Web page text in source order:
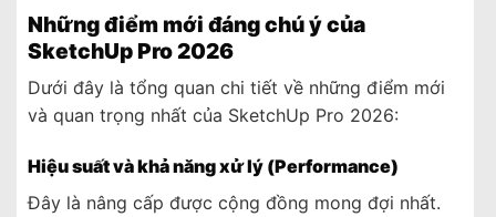
Những điểm mới đáng chú ý của
SketchUp Pro 2026
Dưới đây là tổng quan chi tiết về những điểm mới
và quan trọng nhất của SketchUp Pro 2026:
Hiệu suất và khả năng xử lý (Performance)
Đây là nâng cấp được cộng đồng mong đợi nhất.